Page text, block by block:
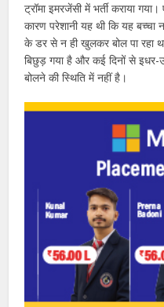
ट्रॉमा इमरजेंसी में भर्ती कराया
कारण परेशानी यह थी कि यह
के डर से न ही खुलकर बोल पा रहा
बिछुड़ गया है और कई दिनों से
बोलने की स्थिति में नहीं है।